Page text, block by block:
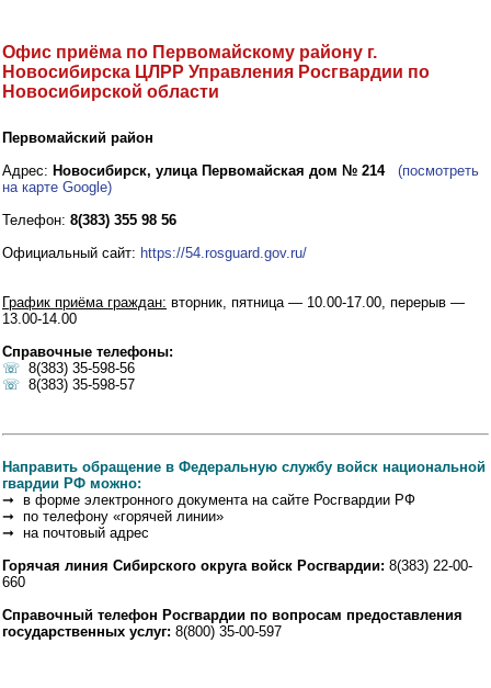
Офис приёма по Первомайскому району г.
Новосибирска ЦЛРР Управления Росгвардии по
Новосибирской области
Первомайский район
Адрес: Новосибирск, улица Первомайская дом № 214
(посмотреть
на карте Google)
Телефон: 8(383) 355 98 56
Официальный сайт: https://54.rosguard.gov.ru/
График приёма граждан: вторник, пятница — 10.00-17.00, перерыв —
13.00-14.00
Справочные телефоны:
☏ 8(383) 35-598-56
☏ 8(383) 35-598-57
Направить обращение в Федеральную службу войск национальной
гвардии РФ можно:
➞ в форме электронного документа на сайте Росгвардии РФ
➞ по телефону «горячей линии»
➞ на почтовый адрес
Горячая линия Сибирского округа войск Росгвардии: 8(383) 22-00-
660
Справочный телефон Росгвардии по вопросам предоставления
государственных услуг: 8(800) 35-00-597